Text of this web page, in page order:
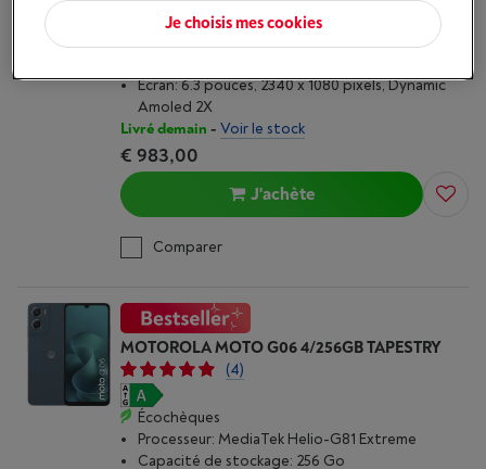
Écochèques
Processeur: Samsung Exynos-2600 / S5E9965
Écran: 6.3 pouces, 2340 x 1080 pixels, Dynamic
Amoled 2X
Livré demain - Voir le stock
€ 983,00
J'achète
Comparer
MOTOROLA MOTO G06 4/256GB TAPESTRY
(4)
Écochèques
Processeur: MediaTek Helio-G81 Extreme
Capacité de stockage: 256 Go
Je choisis mes cookies